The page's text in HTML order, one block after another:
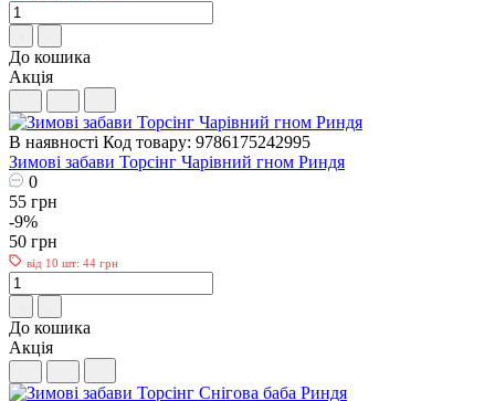
До кошика
Акція
В наявності Код товару: 9786175242995
Зимові забави Торсiнг Чарівний гном Риндя
0
55 грн
-9%
50 грн
від 10 шт: 44 грн
До кошика
Акція